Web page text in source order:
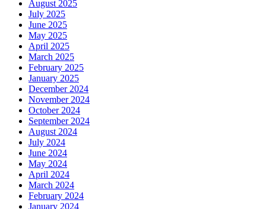
August 2025
July 2025
June 2025
May 2025
April 2025
March 2025
February 2025
January 2025
December 2024
November 2024
October 2024
September 2024
August 2024
July 2024
June 2024
May 2024
April 2024
March 2024
February 2024
January 2024